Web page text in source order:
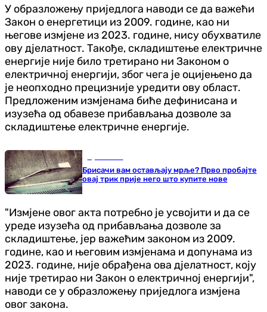
У образложењу приједлога наводи се да важећи
Закон о енергетици из 2009. године, као ни
његове измјене из 2023. године, нису обухватиле
ову дјелатност. Такође, складиштење електричне
енергије није било третирано ни Законом о
електричној енергији, због чега је оцијењено да
је неопходно прецизније уредити ову област.
Предложеним измјенама биће дефинисана и
изузећа од обавезе прибављања дозволе за
складиштење електричне енергије.
Брисачи вам остављају мрље? Прво пробајте
овај трик прије него што купите нове
"Измјене овог акта потребно је усвојити и да се
уреде изузећа од прибављања дозволе за
складиштење, јер важећим законом из 2009.
године, као и његовим измјенама и допунама из
2023. године, није обрађена ова дјелатност, коју
није третирао ни Закон о електричној енергији",
наводи се у образложењу приједлога измјена
овог закона.